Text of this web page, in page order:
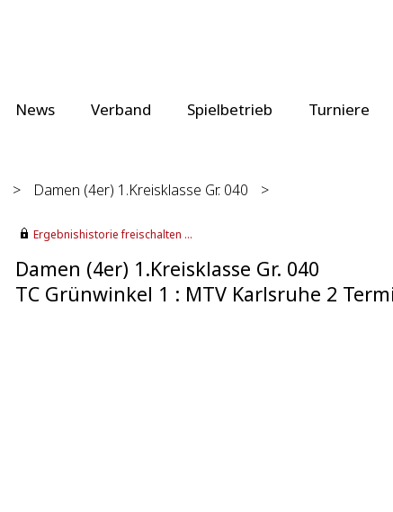
News Verband Spielbetrieb Turniere
> Damen (4er) 1.Kreisklasse Gr. 040
>
Ergebnishistorie freischalten ...
Damen (4er) 1.Kreisklasse Gr. 040
TC Grünwinkel 1 : MTV Karlsruhe 2